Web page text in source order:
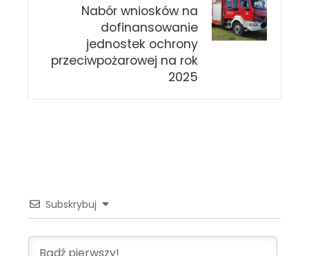
Nabór wniosków na
dofinansowanie
jednostek ochrony
przeciwpożarowej na rok
2025
Subskrybuj